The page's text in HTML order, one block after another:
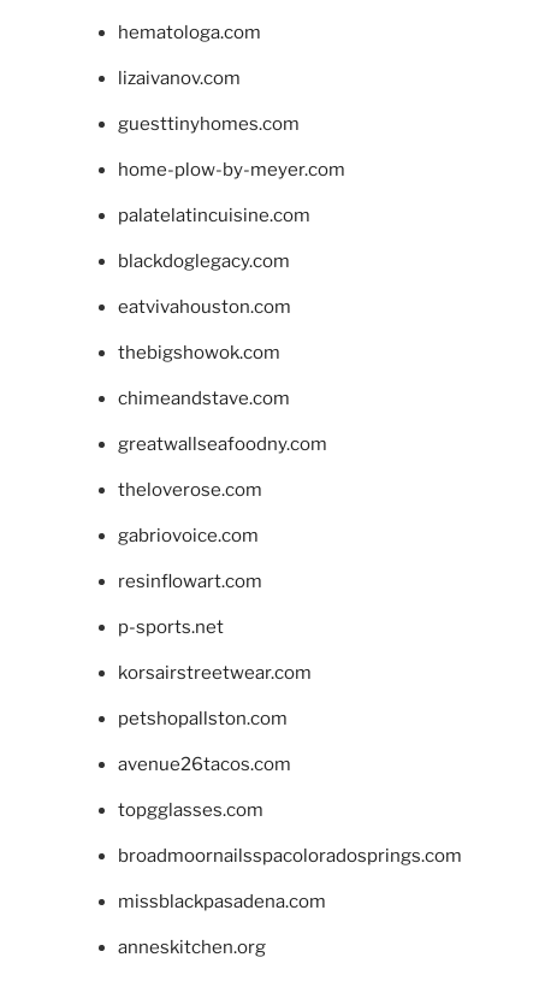
hematologa.com
lizaivanov.com
guesttinyhomes.com
home-plow-by-meyer.com
palatelatincuisine.com
blackdoglegacy.com
eatvivahouston.com
thebigshowok.com
chimeandstave.com
greatwallseafoodny.com
theloverose.com
gabriovoice.com
resinflowart.com
p-sports.net
korsairstreetwear.com
petshopallston.com
avenue26tacos.com
topgglasses.com
broadmoornailsspacoloradosprings.com
missblackpasadena.com
anneskitchen.org